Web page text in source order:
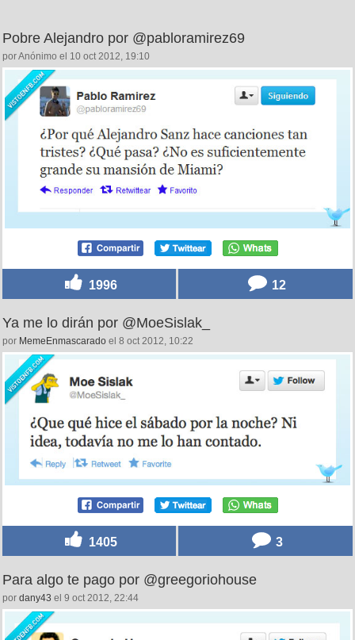
Pobre Alejandro por @pabloramirez69
por Anónimo el 10 oct 2012, 19:10
1996 12
Ya me lo dirán por @MoeSislak_
por MemeEnmascarado el 8 oct 2012, 10:22
1405 3
Para algo te pago por @greegoriohouse
por dany43 el 9 oct 2012, 22:44